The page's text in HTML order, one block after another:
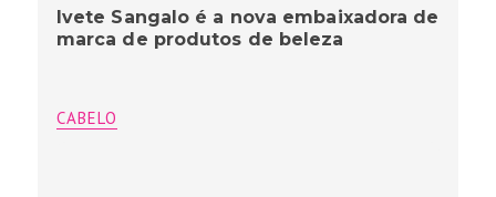
Ivete Sangalo é a nova embaixadora de
marca de produtos de beleza
CABELO